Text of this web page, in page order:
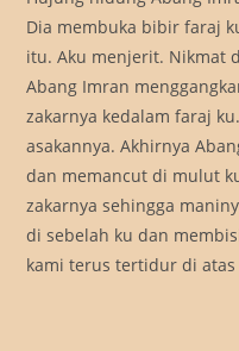
Dia membuka bibir faraj
itu. Aku menjerit. Nikmat
Abang Imran
zakarnya kedalam faraj
asakannya. Akhirnya
dan memancut di mulut
zakarnya sehingga
di sebelah ku dan
kami terus tertidur di